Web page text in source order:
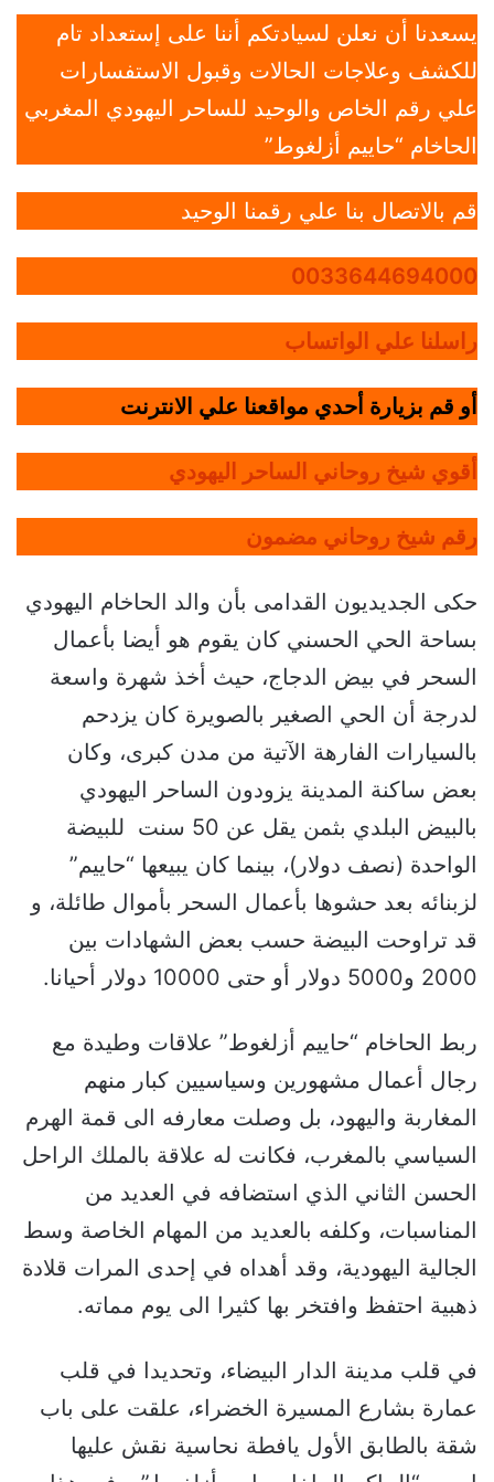
يسعدنا أن نعلن لسيادتكم أننا على إستعداد تام
للكشف وعلاجات الحالات وقبول الاستفسارات
علي رقم الخاص والوحيد للساحر اليهودي المغربي
الحاخام “حاييم أزلغوط”
قم بالاتصال بنا علي رقمنا الوحيد
0033644694000
راسلنا علي الواتساب
أو قم بزيارة أحدي مواقعنا علي الانترنت
أقوي شيخ روحاني الساحر اليهودي
رقم شيخ روحاني مضمون
حكى الجديديون القدامى بأن والد الحاخام اليهودي
بساحة الحي الحسني كان يقوم هو أيضا بأعمال
السحر في بيض الدجاج، حيث أخذ شهرة واسعة
لدرجة أن الحي الصغير بالصويرة كان يزدحم
بالسيارات الفارهة الآتية من مدن كبرى، وكان
بعض ساكنة المدينة يزودون الساحر اليهودي
بالبيض البلدي بثمن يقل عن 50 سنت للبيضة
الواحدة (نصف دولار)، بينما كان يبيعها “حاييم”
لزبنائه بعد حشوها بأعمال السحر بأموال طائلة، و
قد تراوحت البيضة حسب بعض الشهادات بين
2000 و5000 دولار أو حتى 10000 دولار أحيانا.
ربط الحاخام “حاييم أزلغوط” علاقات وطيدة مع
رجال أعمال مشهورين وسياسيين كبار منهم
المغاربة واليهود، بل وصلت معارفه الى قمة الهرم
السياسي بالمغرب، فكانت له علاقة بالملك الراحل
الحسن الثاني الذي استضافه في العديد من
المناسبات، وكلفه بالعديد من المهام الخاصة وسط
الجالية اليهودية، وقد أهداه في إحدى المرات قلادة
ذهبية احتفظ وافتخر بها كثيرا الى يوم مماته.
في قلب مدينة الدار البيضاء، وتحديدا في قلب
عمارة بشارع المسيرة الخضراء، علقت على باب
شقة بالطابق الأول يافطة نحاسية نقش عليها